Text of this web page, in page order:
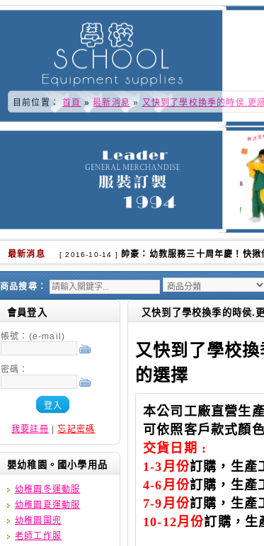
目前位置： 首頁 »最新消息 » 又快到了學校換季的時侯.更
最新消息 [ 2016-10-02 ] 又快到了學校換季的時侯.更感謝
商品搜尋：
會員登入
帳號：(e-mail)
密碼：
登入
我要註冊 |忘記密碼
嬰幼稚園。國小學用品
幼稚園冬運動服
幼稚園夏運動服
幼稚園圍兜
老師工作服
又快到了學校換季的時侯.
又快到了學校
的選擇
本公司工廠直營生
可依照客戶款式顏
交貨日期 :
1-3月份訂購，生產
4-6月份訂購，生產
7-9月份訂購，生產
10-12月份訂購，生